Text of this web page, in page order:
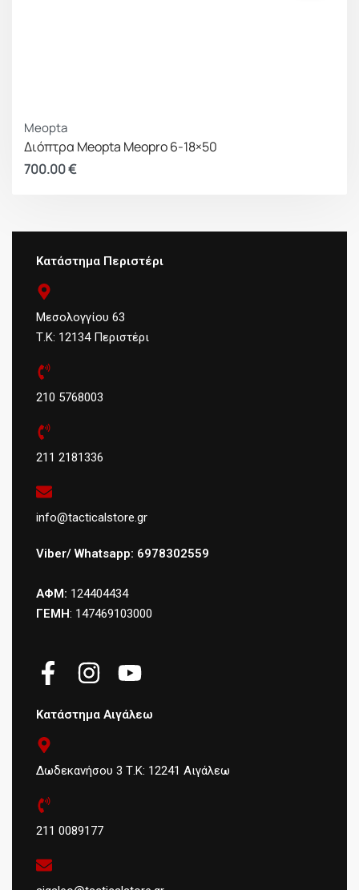
Meopta
Διόπτρα Meopta Meopro 6-18×50
700.00€
Κατάστημα Περιστέρι
Μεσολογγίου 63
Τ.Κ: 12134 Περιστέρι
210 5768003
211 2181336
info@tacticalstore.gr
Viber/ Whatsapp: 6978302559
ΑΦΜ: 124404434
ΓΕΜΗ: 147469103000
Κατάστημα Αιγάλεω
Δωδεκανήσου 3 Τ.Κ: 12241 Αιγάλεω
211 0089177